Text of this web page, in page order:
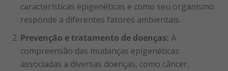
características epigenéticas e como seu organismo
responde a diferentes fatores ambientais.
Prevenção e tratamento de doenças: A
compreensão das mudanças epigenéticas
associadas a diversas doenças, como câncer,